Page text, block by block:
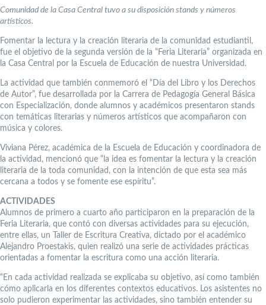
Comunidad de la Casa Central tuvo a su disposición stands y números
artísticos.
Fomentar la lectura y la creación literaria de la comunidad estudiantil,
fue el objetivo de la segunda versión de la “Feria Literaria” organizada en
la Casa Central por la Escuela de Educación de nuestra Universidad.
La actividad que también conmemoró el “Día del Libro y los Derechos
de Autor”, fue desarrollada por la Carrera de Pedagogía General Básica
con Especialización, donde alumnos y académicos presentaron stands
con temáticas literarias y números artísticos que acompañaron con
música y colores.
Viviana Pérez, académica de la Escuela de Educación y coordinadora de
la actividad, mencionó que “la idea es fomentar la lectura y la creación
literaria de la toda comunidad, con la intención de que esta sea más
cercana a todos y se fomente ese espíritu”.
ACTIVIDADES
Alumnos de primero a cuarto año participaron en la preparación de la
Feria Literaria, que contó con diversas actividades para su ejecución,
entre ellas, un Taller de Escritura Creativa, dictado por el académico
Alejandro Proestakis, quien realizó una serie de actividades prácticas
orientadas a fomentar la escritura como una acción literaria.
“En cada actividad realizada se explicaba su objetivo, así como también
cómo aplicarla en los diferentes contextos educativos. Los asistentes no
solo pudieron experimentar las actividades, sino también entender su